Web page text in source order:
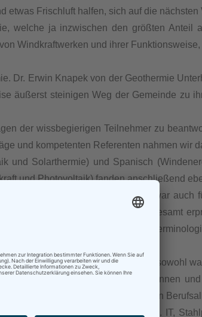
Frischluft halfen, sich auf die
welche ja inzwischen den größten Anteil
Windkraftwerken und ihrer
Dr. Erwin Knapek von der Geothermie
äußerst steinigen Weg der Gemeinde zu
der wissbegierigen Teilnehmer zu
und kompetenten Referenten nahmen wir
und Solarthermie) und Spanisch
und Photovoltaik) fanden anschließend
und Übersetzer, und das war auch
wurden, waren somit allesamt
Edda Engert, die eigentlich keine
mehr als gelungen war, sowohl
auch der Kontakt mit den Kolleginnen
und so viele gute Tipps für den
mit anderen Themen (z.B. IT,